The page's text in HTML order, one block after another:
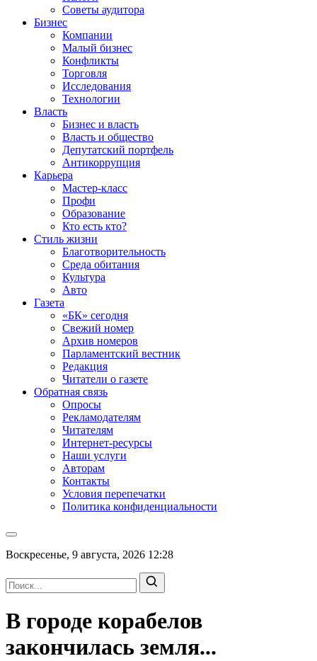
Советы аудитора
Бизнес
Компании
Малый бизнес
Конфликты
Торговля
Исследования
Технологии
Власть
Бизнес и власть
Власть и общество
Депутатский портфель
Антикоррупция
Карьера
Мастер-класс
Профи
Образование
Кто есть кто?
Стиль жизни
Благотворительность
Среда обитания
Культура
Авто
Газета
«БК» сегодня
Свежий номер
Архив номеров
Парламентский вестник
Редакция
Читатели о газете
Обратная связь
Опросы
Рекламодателям
Читателям
Интернет-ресурсы
Наши услуги
Авторам
Контакты
Условия перепечатки
Политика конфиденциальности
Воскресенье, 9 августа, 2026 12:28
В городе корабелов
закончилась земля...